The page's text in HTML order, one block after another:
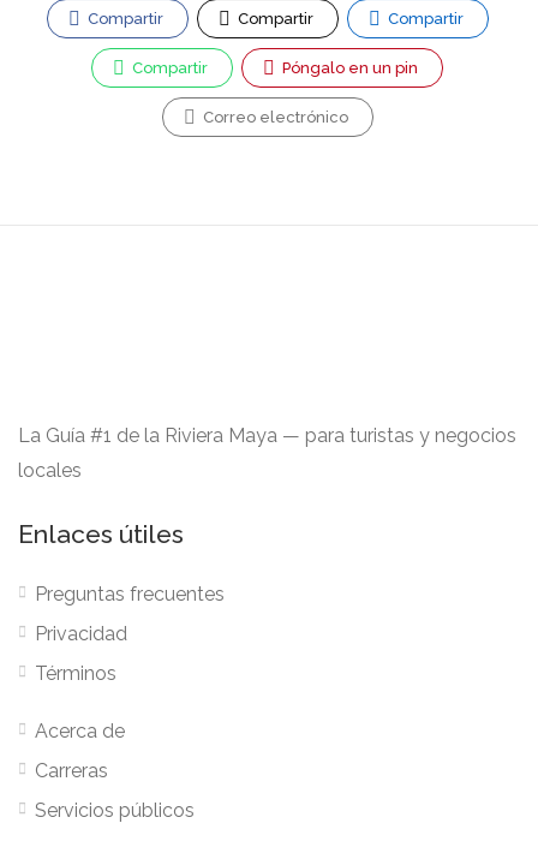
Compartir Compartir Compartir
Compartir Póngalo en un pin
Correo electrónico
La Guía #1 de la Riviera Maya — para turistas y negocios
locales
Enlaces útiles
Preguntas frecuentes
Privacidad
Términos
Acerca de
Carreras
Servicios públicos